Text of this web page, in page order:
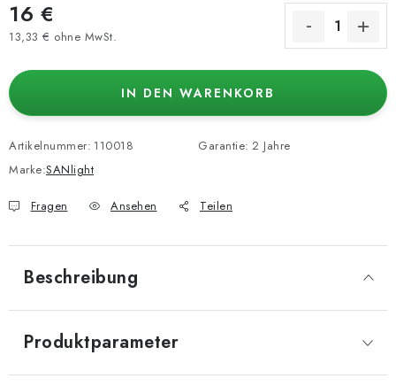
16 €
13,33 € ohne MwSt.
IN DEN WARENKORB
Artikelnummer: 110018
Marke:SANlight
Garantie: 2 Jahre
Fragen Ansehen Teilen
Beschreibung
Produktparameter